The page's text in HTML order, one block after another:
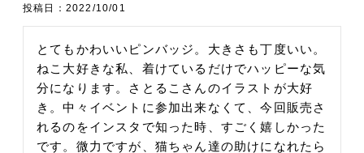
投稿日 2022/10/01
とてもかわいいピンバッジ。大きさも丁度いい。
ねこ大好きな私、着けているだけでハッピーな気
分になります。さとるこさんのイラストが大好
き。中々イベントに参加出来なくて、今回販売さ
れるのをインスタで知った時、すごく嬉しかった
です。微力ですが、猫ちゃん達の助けになれたら